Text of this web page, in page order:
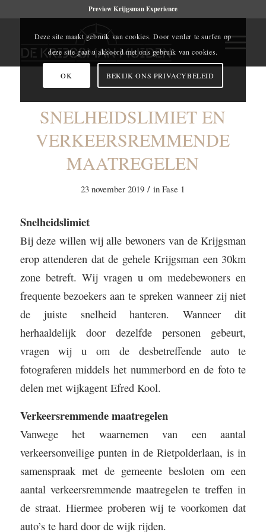
Preview Krijgsman Experience
SNELHEIDSLIMIET EN
VERKEERSREMMENDE
MAATREGELEN
23 november 2019 / inFase 1
Snelheidslimiet
Bij deze willen wij alle bewoners van de Krijgsman
erop attenderen dat de gehele Krijgsman een 30km
zone betreft. Wij vragen u om medebewoners en
frequente bezoekers aan te spreken wanneer zij niet
de juiste snelheid hanteren. Wanneer dit
herhaaldelijk door dezelfde personen gebeurt,
vragen wij u om de desbetreffende auto te
fotograferen middels het nummerbord en de foto te
delen met wijkagent Efred Kool.
Verkeersremmende maatregelen
Vanwege het waarnemen van een aantal
verkeersonveilige punten in de Rietpolderlaan, is in
samenspraak met de gemeente besloten om een
aantal verkeersremmende maatregelen te treffen in
de straat. Hiermee proberen wij te voorkomen dat
auto’s te hard door de wijk rijden.
Deze site maakt gebruik van cookies. Door verder te surfen op
deze site gaat u akkoord met ons gebruik van cookies.
OK BEKIJK ONS PRIVACYBELEID